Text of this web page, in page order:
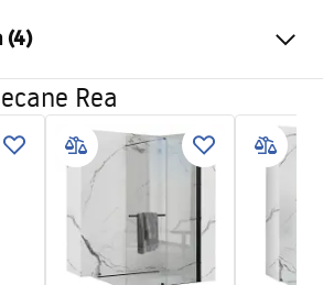
Termostatyczna
Natynkowy
Tak
835
mm
Nie
(4)
_5.pdf
Rea